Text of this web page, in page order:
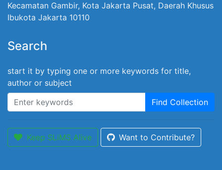
Kecamatan Gambir, Kota Jakarta Pusat, Daerah Khusus
Ibukota Jakarta 10110
Search
start it by typing one or more keywords for title,
author or subject
Find Collection
Keep SLiMS Alive Want to Contribute?